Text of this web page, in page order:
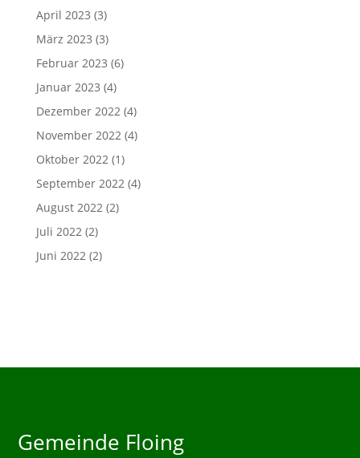
April 2023 (3)
März 2023 (3)
Februar 2023 (6)
Januar 2023 (4)
Dezember 2022(4)
November 2022(4)
Oktober 2022(1)
September 2022(4)
August 2022(2)
Juli 2022(2)
Juni 2022(2)
Gemeinde Floing